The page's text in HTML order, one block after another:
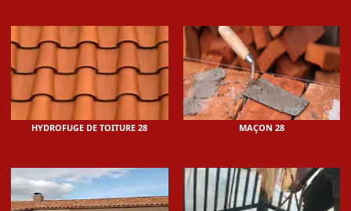
HYDROFUGE DE TOITURE 28 MAÇON 28